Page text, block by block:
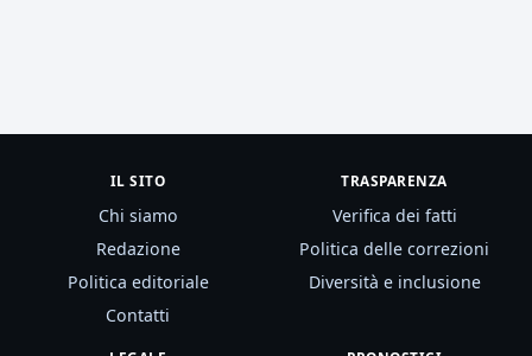
IL SITO
Chi siamo
Redazione
Politica editoriale
Contatti
TRASPARENZA
Verifica dei fatti
Politica delle correzioni
Diversità e inclusione